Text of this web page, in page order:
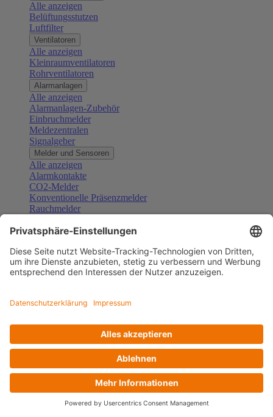
Alle anzeigen
Belüftungsstutzen
Luftfilter
Ventilatoren
Alle anzeigen
Kleinraumventilatoren
Rohrventilatoren
Alarmanlagen
Alle anzeigen
Alarmanlagen-Zubehör
Einbruchmelder
Meldezentralen
Signalgeber
Melder und Sensoren
Alle anzeigen
Alarmkontakte
CO2-Melder
Konventionelle Präsenzmelder
Rauchmelder
Gefahrenmelder
Türsprechanlagen
Alle anzeigen
Außenstationen
Klingeltaster und Gongs
Sprechanlagen-Sets
Zubehör Türkommunikation
Videoüberwachung
Zubehör Videoüberwachung
Alle anzeigen